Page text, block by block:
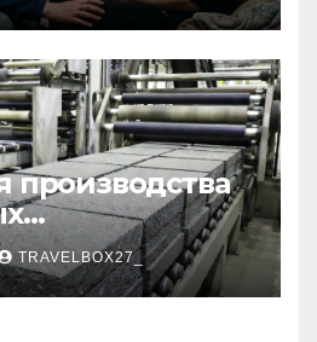
производства
плит
TRAVELBOX27_